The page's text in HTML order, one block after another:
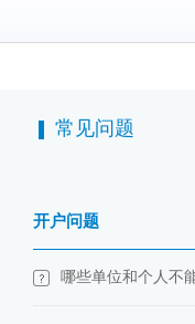
常见问题
开户问题
哪些单位和个人不